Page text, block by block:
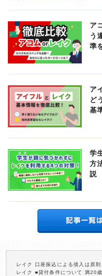
ア
う
準
ア
ど
基
学
方
説
レイク 口座振込による借入は原
レイク ■貸付条件について 満20